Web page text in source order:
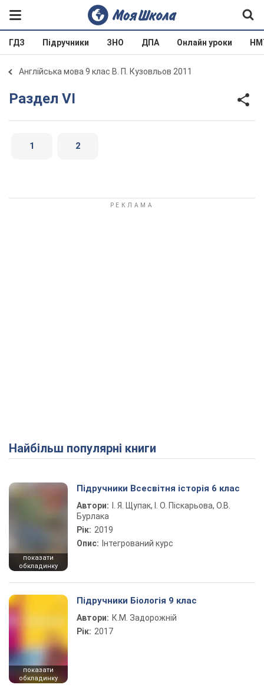
ГДЗ Підручники ЗНО ДПА Онлайн уроки
Англійська мова 9 клас В. П. Кузовльов 2011
Раздел VI
1 2
Найбільш популярні книги
показати
обкладинку
Підручники Всесвітня історія 6 клас
Автори:
І. Я. Щупак, І. О. Піскарьова, О.В.
Бурлака
Рік: 2019
Опис: Інтегрований курс
показати
обкладинку
Підручники Біологія 9 клас
Автори: К.М. Задорожній
Рік: 2017